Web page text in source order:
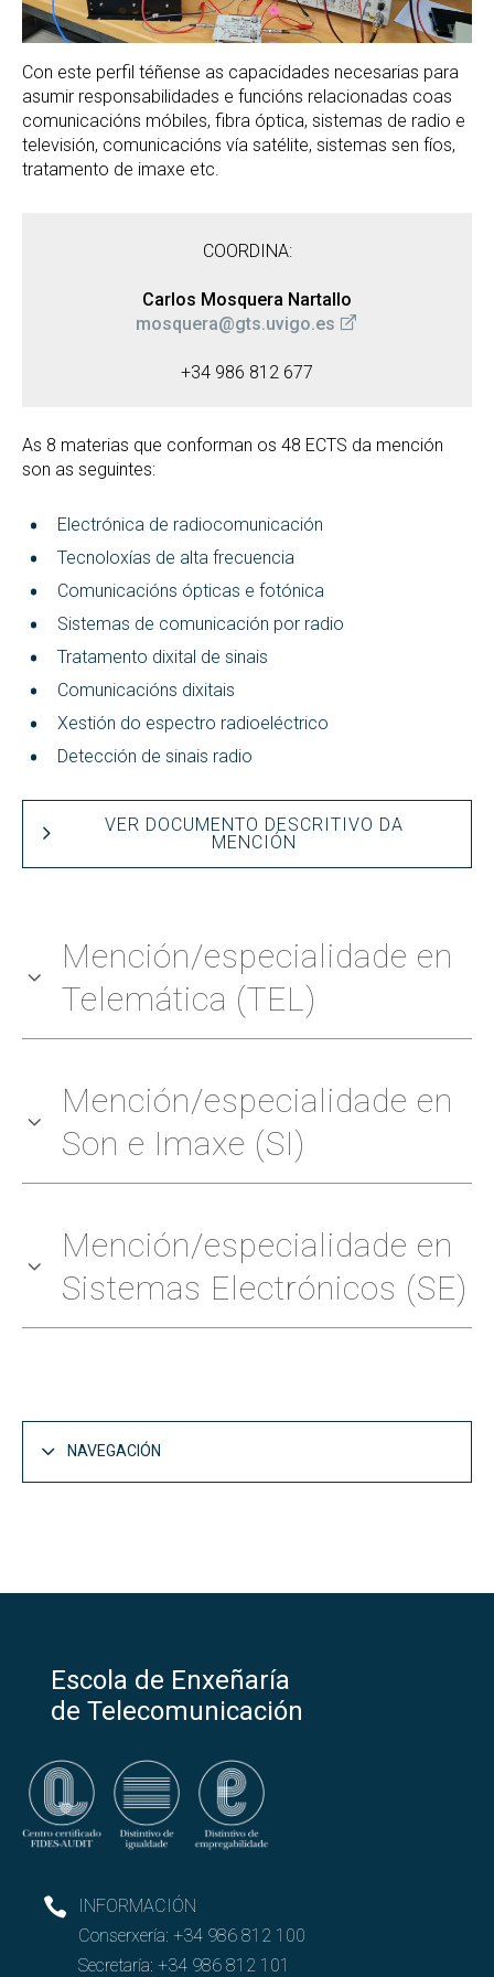
Con este perfil téñense as capacidades necesarias para
asumir responsabilidades e funcións relacionadas coas
comunicacións móbiles, fibra óptica, sistemas de radio e
televisión, comunicacións vía satélite, sistemas sen fíos,
tratamento de imaxe etc.
COORDINA:
Carlos Mosquera Nartallo
mosquera@gts.uvigo.es
+34 986 812 677
As 8 materias que conforman os 48 ECTS da mención
son as seguintes:
Electrónica de radiocomunicación
Tecnoloxías de alta frecuencia
Comunicacións ópticas e fotónica
Sistemas de comunicación por radio
Tratamento dixital de sinais
Comunicacións dixitais
Xestión do espectro radioeléctrico
Detección de sinais radio
VER DOCUMENTO DESCRITIVO DA
MENCIÓN
Mención/especialidade en
Telemática (TEL)
Mención/especialidade en
Son e Imaxe (SI)
Mención/especialidade en
Sistemas Electrónicos (SE)
NAVEGACIÓN
Descrición do GETT
Que se aprende no GETT?
Planificación do ensino no GETT
Especialidades ou mencións do GETT
Escola de Enxeñaría
de Telecomunicación
INFORMACIÓN
Conserxería: +34 986 812 100
Secretaría: +34 986 812 101